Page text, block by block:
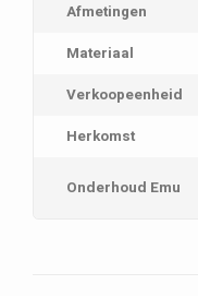
Afmetingen
Materiaal
Verkoopeenheid
Herkomst
Onderhoud Emu